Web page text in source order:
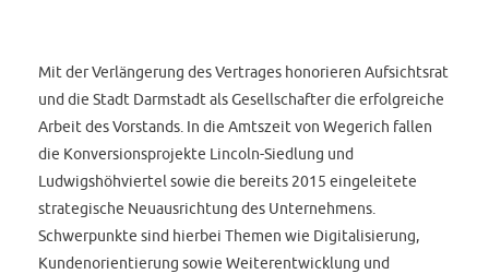
Mit der Verlängerung des Vertrages honorieren Aufsichtsrat
und die Stadt Darmstadt als Gesellschafter die erfolgreiche
Arbeit des Vorstands. In die Amtszeit von Wegerich fallen
die Konversionsprojekte Lincoln-Siedlung und
Ludwigshöhviertel sowie die bereits 2015 eingeleitete
strategische Neuausrichtung des Unternehmens.
Schwerpunkte sind hierbei Themen wie Digitalisierung,
Kundenorientierung sowie Weiterentwicklung und